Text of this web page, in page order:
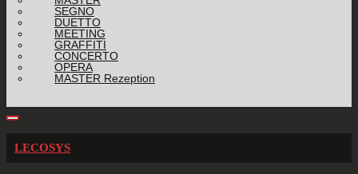
SEGNO
DUETTO
MEETING
GRAFFITI
CONCERTO
OPERA
MASTER Rezeption
LECOSYS